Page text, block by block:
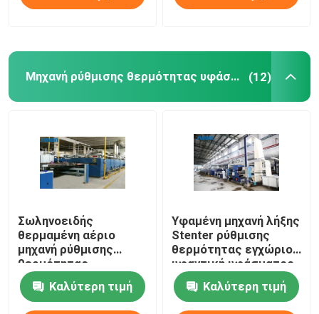
Μηχανή ρύθμισης θερμότητας υφάσματος (12)
Σωληνοειδής
θερμαμένη αέριο
μηχανή ρύθμισης
θερμότητας
υφάσματος για τα
υφάσματα 2200mm
πετσετών
Καλύτερη τιμή
Υφαμένη μηχανή λήξης
Stenter ρύθμισης
θερμότητας εγχώριου
υφαντική υφάσματος
θερμαμένη πετρέλαιο
Καλύτερη τιμή